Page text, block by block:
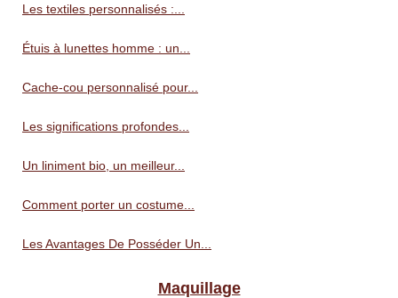
Les textiles personnalisés :...
Étuis à lunettes homme : un...
Cache-cou personnalisé pour...
Les significations profondes...
Un liniment bio, un meilleur...
Comment porter un costume...
Les Avantages De Posséder Un...
Maquillage